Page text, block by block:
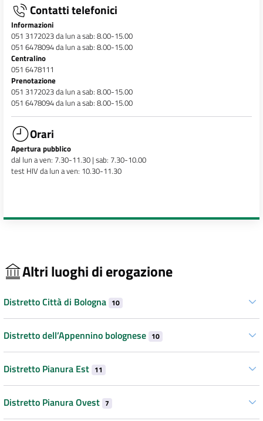
Contatti telefonici
Informazioni
051 3172023 da lun a sab: 8.00-15.00
051 6478094 da lun a sab: 8.00-15.00
Centralino
051 6478111
Prenotazione
051 3172023 da lun a sab: 8.00-15.00
051 6478094 da lun a sab: 8.00-15.00
Orari
Apertura pubblico
dal lun a ven: 7.30-11.30 | sab: 7.30-10.00
test HIV da lun a ven: 10.30-11.30
Altri luoghi di erogazione
Distretto Città di Bologna 10
Distretto dell’Appennino bolognese 10
Distretto Pianura Est 11
Distretto Pianura Ovest 7